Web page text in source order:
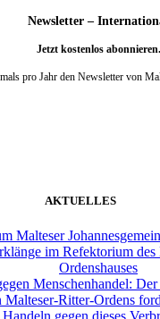
Newsletter –
Jetzt kostenlos abonnieren.
pro Jahr den Newsletter von
AKTUELLES
Malteser
im Refektorium
Ordenshauses
Menschenhandel:
Malteser-Ritter-Ordens